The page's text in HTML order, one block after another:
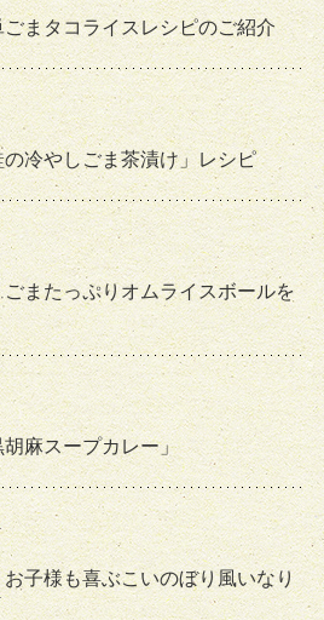
まタコライスレシピのご紹介
冷やしごま茶漬け」レシピ
またっぷりオムライスボールを
麻スープカレー」
子様も喜ぶこいのぼり風いなり